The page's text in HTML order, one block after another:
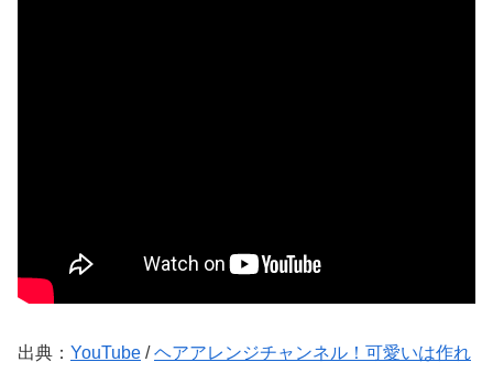
出典： YouTube /ヘアアレンジチャンネル！可愛いは作れ